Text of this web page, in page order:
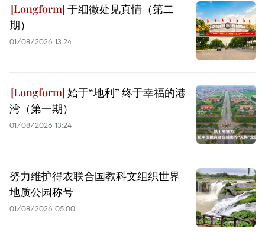
于细微处见真情（第二
期）
01/08/2026 13:24
始于“地利” 终于幸福的港
湾（第一期）
01/08/2026 13:24
努力维护得农联合国教科文组织世界
地质公园称号
01/08/2026 05:00